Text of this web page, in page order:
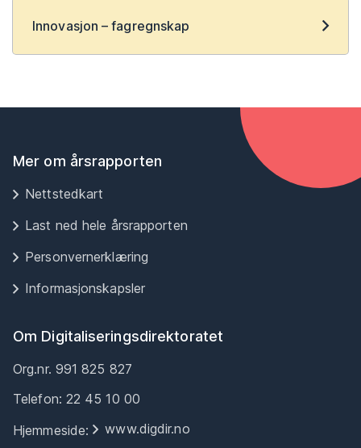
Innovasjon – fagregnskap
Mer om årsrapporten
Nettstedkart
Last ned hele årsrapporten
Personvernerklæring
Informasjonskapsler
Om Digitaliseringsdirektoratet
Org.nr. 991 825 827
Telefon: 22 45 10 00
Hjemmeside:
www.digdir.no